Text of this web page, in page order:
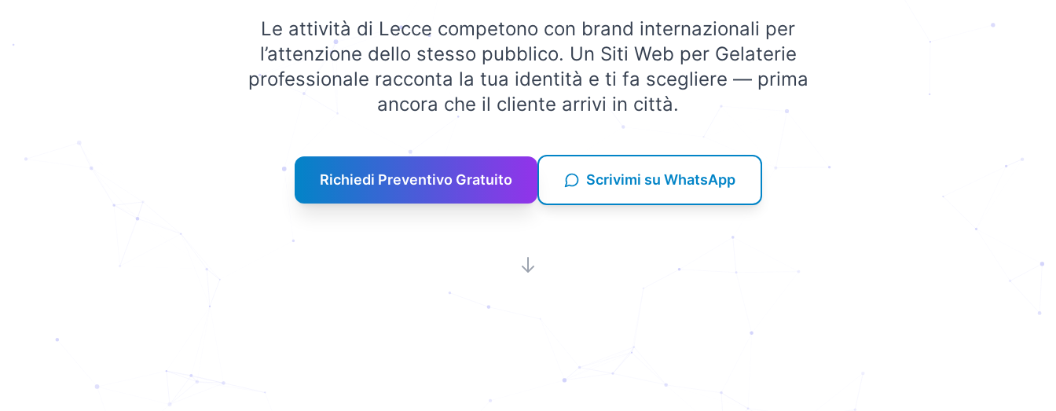
Le attività di Lecce competono con brand internazionali per
l’attenzione dello stesso pubblico. Un Siti Web per Gelaterie
professionale racconta la tua identità e ti fa scegliere — prima
ancora che il cliente arrivi in città.
Richiedi Preventivo Gratuito Scrivimi su WhatsApp